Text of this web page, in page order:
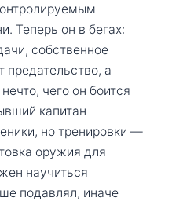
Теперь он в бегах:
собственное
предательство, а
чего он боится
капитан
но тренировки —
оружия для
научиться
подавлял, иначе